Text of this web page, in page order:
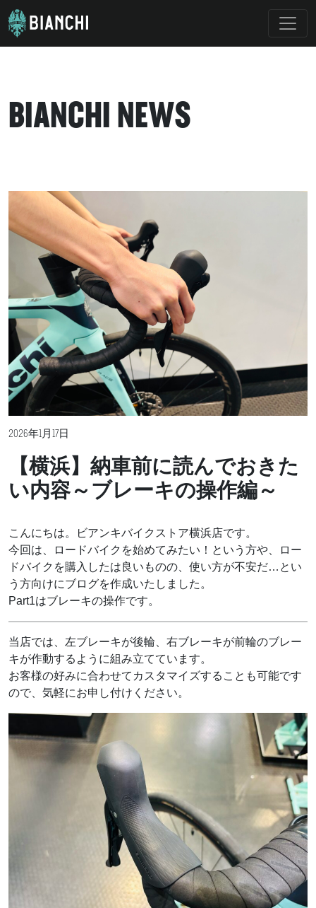
BIANCHI NEWS
2026年1月17日
【横浜】納車前に読んでおきた
い内容～ブレーキの操作編～
こんにちは。ビアンキバイクストア横浜店です。
今回は、ロードバイクを始めてみたい！という方や、ロー
ドバイクを購入したは良いものの、使い方が不安だ…とい
う方向けにブログを作成いたしました。
Part1はブレーキの操作です。
当店では、左ブレーキが後輪、右ブレーキが前輪のブレー
キが作動するように組み立てています。
お客様の好みに合わせてカスタマイズすることも可能です
ので、気軽にお申し付けください。